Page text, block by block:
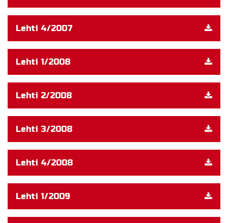
Lehti 4/2007
Lehti 1/2008
Lehti 2/2008
Lehti 3/2008
Lehti 4/2008
Lehti 1/2009